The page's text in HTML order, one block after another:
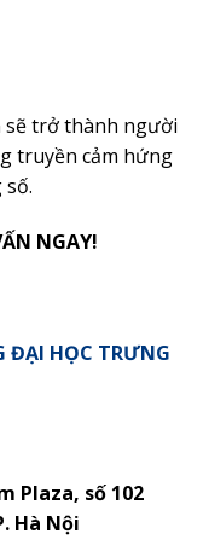
sẽ trở thành người
truyền cảm hứng
NGAY!
ĐẠI HỌC TRƯNG
Plaza, số 102
Hà Nội